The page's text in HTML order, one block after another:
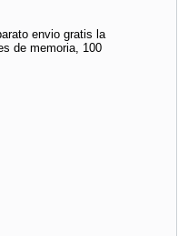
envio gratis la
de memoria, 100